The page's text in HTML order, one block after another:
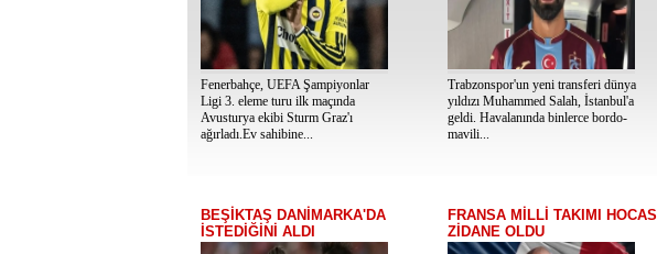
Fenerbahçe, UEFA Şampiyonlar
Ligi 3. eleme turu ilk maçında
Avusturya ekibi Sturm Graz'ı
ağırladı.Ev sahibine...
Trabzonspor'un yeni transferi dünya
yıldızı Muhammed Salah, İstanbul'a
geldi. Havalanında binlerce bordo-
mavili...
BEŞİKTAŞ DANİMARKA'DA
İSTEDİĞİNİ ALDI
FRANSA MİLLİ TAKIMI HOCASI
ZİDANE OLDU